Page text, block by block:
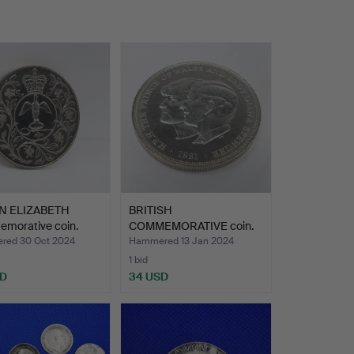
ELIZABETH
coin.
30 Oct 2024
BRITISH
COMMEMORATIVE coin.
Hammered 13 Jan 2024
1 bid
34 USD